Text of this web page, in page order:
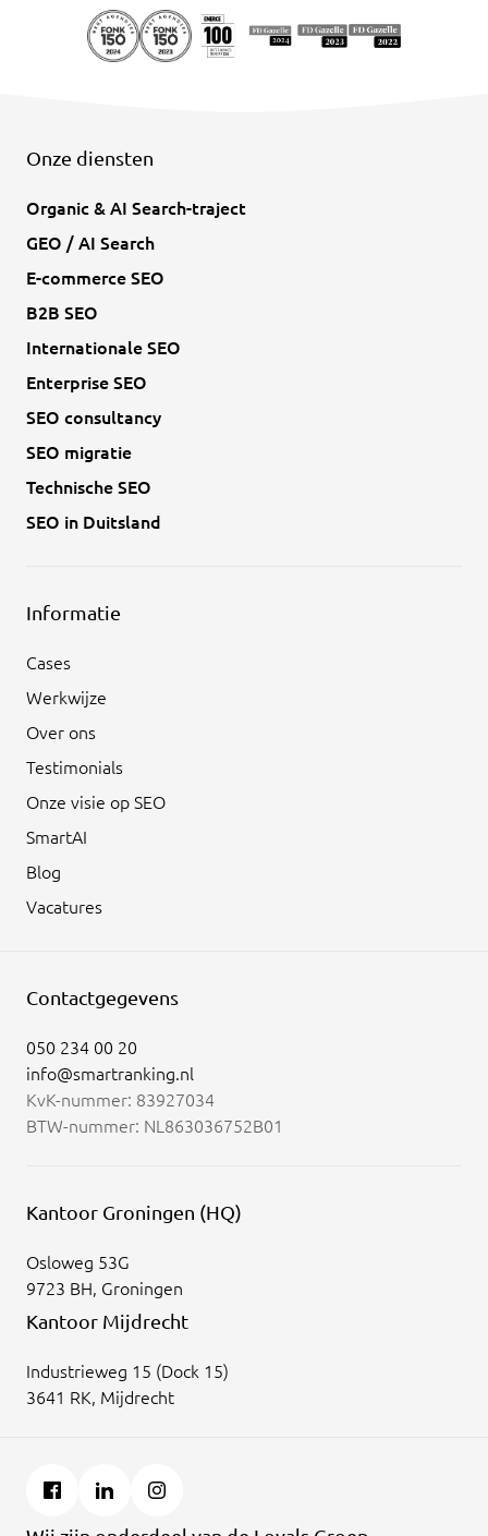
Onze diensten
Organic & AI Search-traject
GEO / AI Search
E-commerce SEO
B2B SEO
Internationale SEO
Enterprise SEO
SEO consultancy
SEO migratie
Technische SEO
SEO in Duitsland
Informatie
Cases
Werkwijze
Over ons
Testimonials
Onze visie op SEO
SmartAI
Blog
Vacatures
Contactgegevens
050 234 00 20
info@smartranking.nl
KvK-nummer: 83927034
BTW-nummer: NL863036752B01
Kantoor Groningen (HQ)
Osloweg 53G
9723 BH, Groningen
Kantoor Mijdrecht
Industrieweg 15 (Dock 15)
3641 RK, Mijdrecht